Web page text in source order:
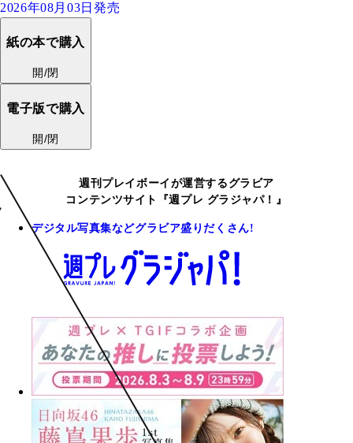
2026年08月03日発売
紙の本で購入
開/閉
電子版で購入
開/閉
週刊プレイボーイが運営するグラビア
コンテンツサイト『週プレ グラジャパ！』
デジタル写真集などグラビア盛りだくさん!